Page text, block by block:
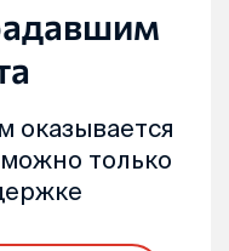
оказывается
только